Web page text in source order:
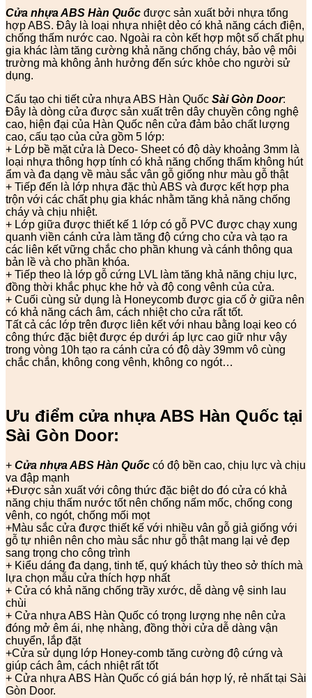
Cửa nhựa ABS Hàn Quốc được sản xuất bởi nhựa tổng
hợp ABS. Đây là loại nhựa nhiệt dẻo có khả năng cách điện,
chống thấm nước cao. Ngoài ra còn kết hợp một số chất phụ
gia khác làm tăng cường khả năng chống cháy, bảo vệ môi
trường mà không ảnh hưởng đến sức khỏe cho người sử
dụng.
Cấu tạo chi tiết cửa nhựa ABS Hàn Quốc Sài Gòn Door:
Đây là dòng cửa được sản xuất trên dây chuyền công nghệ
cao, hiện đại của Hàn Quốc nên cửa đảm bảo chất lượng
cao, cấu tạo của cửa gồm 5 lớp:
+ Lớp bề mặt cửa là Deco- Sheet có độ dày khoảng 3mm là
loại nhựa thông hợp tính có khả năng chống thấm không hút
ẩm và đa dạng về màu sắc vân gỗ giống như màu gỗ thật
+ Tiếp đến là lớp nhựa đặc thù ABS và được kết hợp pha
trộn với các chất phụ gia khác nhằm tăng khả năng chống
cháy và chịu nhiệt.
+ Lớp giữa được thiết kế 1 lớp có gỗ PVC được chạy xung
quanh viền cánh cửa làm tăng độ cứng cho cửa và tạo ra
các liên kết vững chắc cho phần khung và cánh thông qua
bản lề và cho phần khóa.
+ Tiếp theo là lớp gỗ cứng LVL làm tăng khả năng chịu lực,
đồng thời khắc phục khe hở và độ cong vênh của cửa.
+ Cuối cùng sử dụng là Honeycomb được gia cố ở giữa nên
có khả năng cách âm, cách nhiệt cho cửa rất tốt.
Tất cả các lớp trên được liên kết với nhau bằng loại keo có
công thức đặc biệt được ép dưới áp lực cao giữ như vậy
trong vòng 10h tạo ra cánh cửa có độ dày 39mm vô cùng
chắc chắn, không cong vênh, không co ngót…
Ưu điểm cửa nhựa ABS Hàn Quốc tại
Sài Gòn Door:
+ Cửa nhựa ABS Hàn Quốc có độ bền cao, chịu lực và chịu
va đập mạnh
+Được sản xuất với công thức đặc biệt do đó cửa có khả
năng chịu thấm nước tốt nên chống nấm mốc, chống cong
vênh, co ngót, chống mối mọt
+Màu sắc cửa được thiết kế với nhiều vân gỗ giả giống với
gỗ tự nhiên nên cho màu sắc như gỗ thật mang lại vẻ đẹp
sang trọng cho công trình
+ Kiểu dáng đa dạng, tinh tế, quý khách tùy theo sở thích mà
lựa chọn mẫu cửa thích hợp nhất
+ Cửa có khả năng chống trầy xước, dễ dàng vệ sinh lau
chùi
+ Cửa nhựa ABS Hàn Quốc có trọng lượng nhẹ nên cửa
đóng mở êm ái, nhẹ nhàng, đồng thời cửa dễ dàng vận
chuyển, lắp đặt
+Cửa sử dụng lớp Honey-comb tăng cường độ cứng và
giúp cách âm, cách nhiệt rất tốt
+ Cửa nhựa ABS Hàn Quốc có giá bán hợp lý, rẻ nhất tại Sài
Gòn Door.